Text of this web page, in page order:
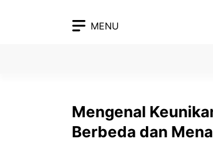
MENU
Mengenal
Berbeda dan